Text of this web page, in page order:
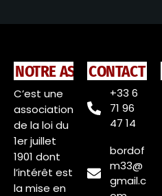
NOTRE ASSOCIATION
C’est une
association
de la loi du
1er juillet
1901 dont
l’intérêt est
la mise en
CONTACT
+33 6
71 96
47 14
bordof
m33@
gmail.c